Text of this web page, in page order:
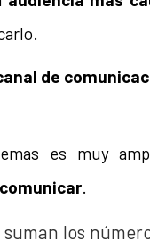
de
es muy
.
suman los